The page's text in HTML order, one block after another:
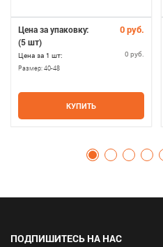
Цена за упаковку: 0 руб.
(5 шт)
Цена за 1 шт: 0 руб.
Размер:40-48
КУПИТЬ
ПОДПИШИТЕСЬ НА НАС